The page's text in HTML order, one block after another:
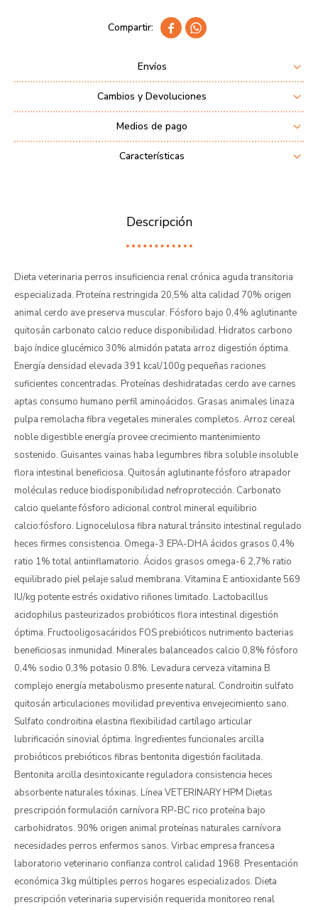
 
Envíos
Cambios y Devoluciones
Medios de pago
Características
Descripción
Dieta veterinaria perros insuficiencia renal crónica aguda transitoria
especializada. Proteína restringida 20,5% alta calidad 70% origen
animal cerdo ave preserva muscular. Fósforo bajo 0,4% aglutinante
quitosán carbonato calcio reduce disponibilidad. Hidratos carbono
bajo índice glucémico 30% almidón patata arroz digestión óptima.
Energía densidad elevada 391 kcal/100g pequeñas raciones
suficientes concentradas. Proteínas deshidratadas cerdo ave carnes
aptas consumo humano perfil aminoácidos. Grasas animales linaza
pulpa remolacha fibra vegetales minerales completos. Arroz cereal
noble digestible energía provee crecimiento mantenimiento
sostenido. Guisantes vainas haba legumbres fibra soluble insoluble
flora intestinal beneficiosa. Quitosán aglutinante fósforo atrapador
moléculas reduce biodisponibilidad nefroprotección. Carbonato
calcio quelante fósforo adicional control mineral equilibrio
calcio:fósforo. Lignocelulosa fibra natural tránsito intestinal regulado
heces firmes consistencia. Omega-3 EPA-DHA ácidos grasos 0,4%
ratio 1% total antiinflamatorio. Ácidos grasos omega-6 2,7% ratio
equilibrado piel pelaje salud membrana. Vitamina E antioxidante 569
IU/kg potente estrés oxidativo riñones limitado. Lactobacillus
acidophilus pasteurizados probióticos flora intestinal digestión
óptima. Fructooligosacáridos FOS prebióticos nutrimento bacterias
beneficiosas inmunidad. Minerales balanceados calcio 0,8% fósforo
0,4% sodio 0,3% potasio 0.8%. Levadura cerveza vitamina B
complejo energía metabolismo presente natural. Condroitin sulfato
quitosán articulaciones movilidad preventiva envejecimiento sano.
Sulfato condroitina elastina flexibilidad cartílago articular
lubrificación sinovial óptima. Ingredientes funcionales arcilla
probióticos prebióticos fibras bentonita digestión facilitada.
Bentonita arcilla desintoxicante reguladora consistencia heces
absorbente naturales tóxinas. Línea VETERINARY HPM Dietas
prescripción formulación carnívora RP-BC rico proteína bajo
carbohidratos. 90% origen animal proteínas naturales carnívora
necesidades perros enfermos sanos. Virbac empresa francesa
laboratorio veterinario confianza control calidad 1968. Presentación
económica 3kg múltiples perros hogares especializados. Dieta
prescripción veterinaria supervisión requerida monitoreo renal